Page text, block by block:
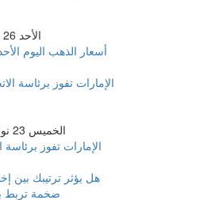
الأحد 26 يونيو 2022 01:12 مساءً
أسعار الذهب اليوم
الخميس 23 نوفمبر 2023 04:44 مساءً
الإمارات تفوز برئاسة